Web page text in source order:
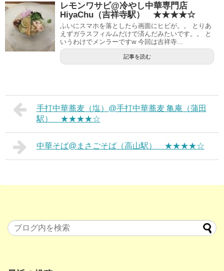
レモンワサビ@冷やし中華専門店
HiyaChu（吉祥寺駅） ★★★★☆
ふいにスマホを落としたら画面にヒビが。。 とりあ
えずガラスフィルムだけで済んだみたいです。。 と
いうわけでメンラーですw 今回は吉祥寺...
記事を読む
手打中華蕎麦（塩）@手打中華蕎麦 亀庵（蒲田
駅） ★★★★☆
中華そば@まさごそば（高山駅） ★★★★☆